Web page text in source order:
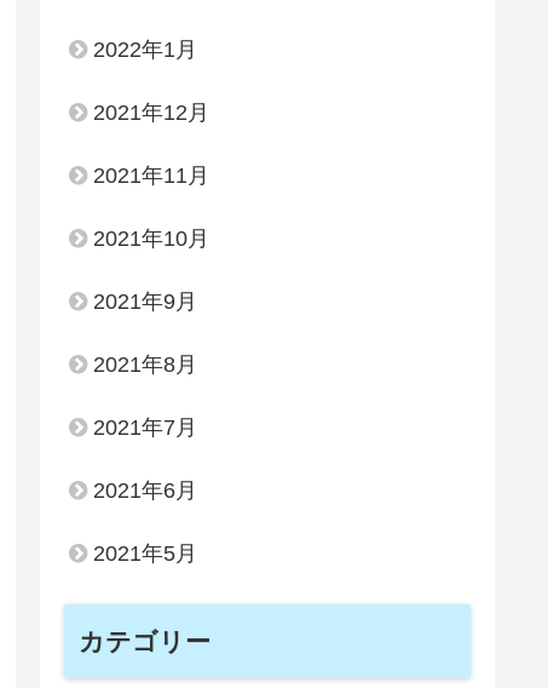
2022年1月
2021年12月
2021年11月
2021年10月
2021年9月
2021年8月
2021年7月
2021年6月
2021年5月
カテゴリー